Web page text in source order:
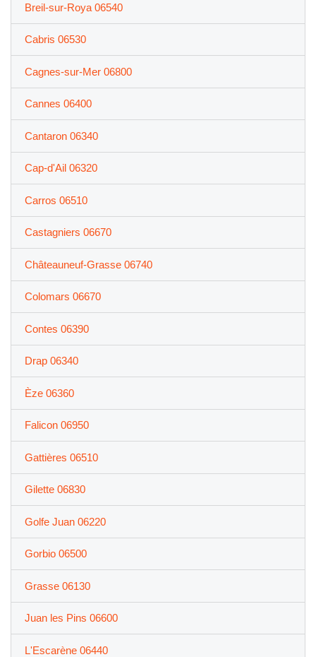
Breil-sur-Roya 06540
Cabris 06530
Cagnes-sur-Mer 06800
Cannes 06400
Cantaron 06340
Cap-d'Ail 06320
Carros 06510
Castagniers 06670
Châteauneuf-Grasse 06740
Colomars 06670
Contes 06390
Drap 06340
Èze 06360
Falicon 06950
Gattières 06510
Gilette 06830
Golfe Juan 06220
Gorbio 06500
Grasse 06130
Juan les Pins 06600
L'Escarène 06440